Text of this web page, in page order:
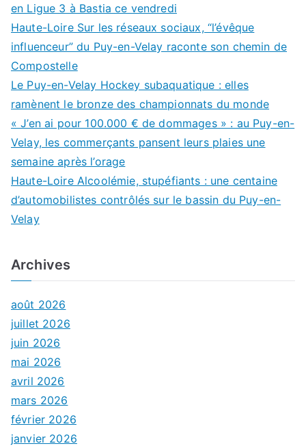
en Ligue 3 à Bastia ce vendredi
Haute-Loire Sur les réseaux sociaux, “l’évêque
influenceur” du Puy-en-Velay raconte son chemin de
Compostelle
Le Puy-en-Velay Hockey subaquatique : elles
ramènent le bronze des championnats du monde
« J’en ai pour 100.000 € de dommages » : au Puy-en-
Velay, les commerçants pansent leurs plaies une
semaine après l’orage
Haute-Loire Alcoolémie, stupéfiants : une centaine
d’automobilistes contrôlés sur le bassin du Puy-en-
Velay
Archives
août 2026
juillet 2026
juin 2026
mai 2026
avril 2026
mars 2026
février 2026
janvier 2026